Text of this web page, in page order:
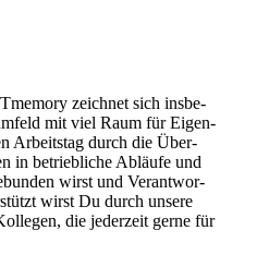
zeich­net sich ins­be­
mit viel Raum für Eigen­
Arbeits­tag durch die Über­
in betrieb­li­che Abläufe und
wirst und Ver­ant­wor­
wirst Du durch unsere
die jeder­zeit gerne für